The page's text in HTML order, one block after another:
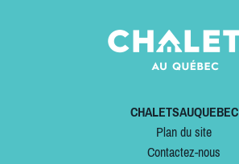
CHALETSAUQUEBEC
Plan du site
Contactez-nous